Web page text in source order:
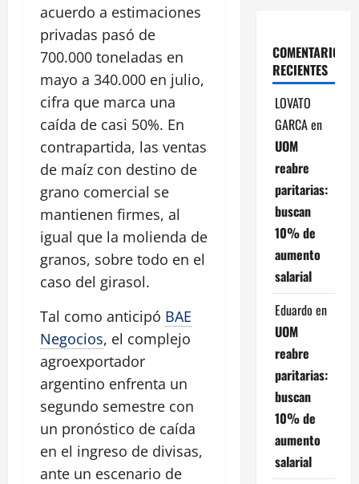
acuerdo a estimaciones
privadas pasó de
700.000 toneladas en
mayo a 340.000 en julio,
cifra que marca una
caída de casi 50%. En
contrapartida, las ventas
de maíz con destino de
grano comercial se
mantienen firmes, al
igual que la molienda de
granos, sobre todo en el
caso del girasol.
Tal como anticipó BAE
Negocios, el complejo
agroexportador
argentino enfrenta un
segundo semestre con
un pronóstico de caída
en el ingreso de divisas,
ante un escenario de
COMENTARIOS
RECIENTES
LOVATO
GARCAen
UOM
reabre
paritarias:
buscan
10% de
aumento
salarial
Eduardo en
UOM
reabre
paritarias:
buscan
10% de
aumento
salarial